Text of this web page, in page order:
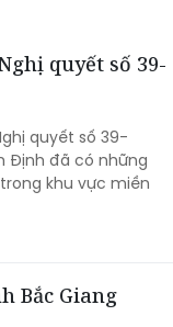
quyết số 39-
quyết số 39-
Định đã có những
khu vực miền
Bắc Giang